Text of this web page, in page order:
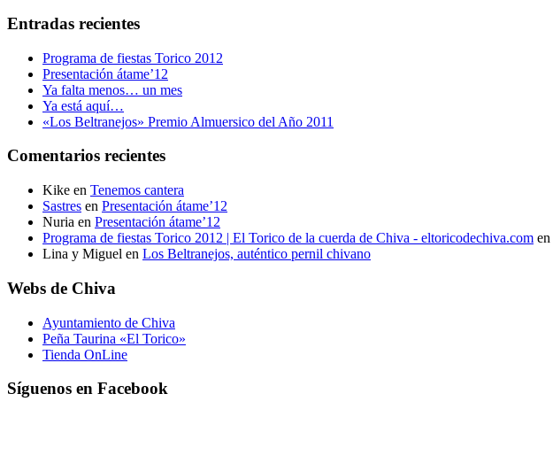
Entradas recientes
Programa de fiestas Torico 2012
Presentación átame’12
Ya falta menos… un mes
Ya está aquí…
«Los Beltranejos» Premio Almuersico del Año 2011
Comentarios recientes
Kike en Tenemos cantera
Sastres en Presentación átame’12
Nuria en Presentación átame’12
Programa de fiestas Torico 2012 | El Torico de la cuerda de Chiva - eltoricodechiva.com en
Lina y Miguel en Los Beltranejos, auténtico pernil chivano
Webs de Chiva
Ayuntamiento de Chiva
Peña Taurina «El Torico»
Tienda OnLine
Síguenos en Facebook